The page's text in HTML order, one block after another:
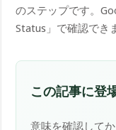
のステップです。
Status」で確認でき
この記事に登
意味を確認して